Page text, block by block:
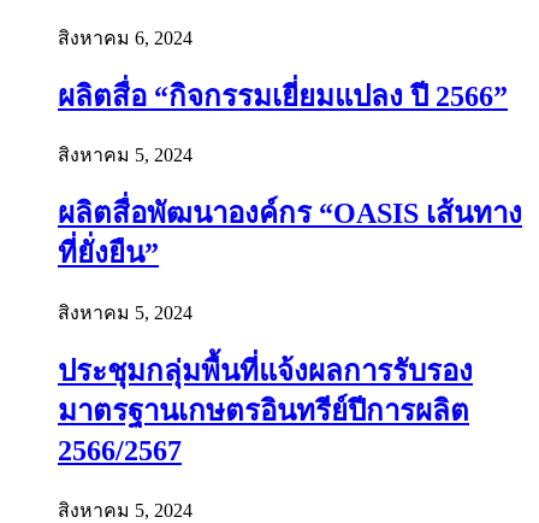
สิงหาคม 6, 2024
ผลิตสื่อ “กิจกรรมเยี่ยมแปลง ปี 2566”
สิงหาคม 5, 2024
ผลิตสื่อพัฒนาองค์กร “OASIS เส้นทาง
ที่ยั่งยืน”
สิงหาคม 5, 2024
ประชุมกลุ่มพื้นที่แจ้งผลการรับรอง
มาตรฐานเกษตรอินทรีย์ปีการผลิต
2566/2567
สิงหาคม 5, 2024